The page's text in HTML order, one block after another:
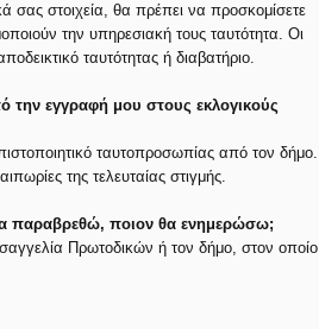
σας στοιχεία, θα πρέπει να προσκομίσετε
την υπηρεσιακή τους ταυτότητα. Οι
ταυτότητας ή διαβατήριο.
την εγγραφή μου στους εκλογικούς
ταυτοπροσωπίας από τον δήμο.
της τελευταίας στιγμής.
παραβρεθώ, ποιον θα ενημερώσω;
Πρωτοδικών ή τον δήμο, στον οποίο